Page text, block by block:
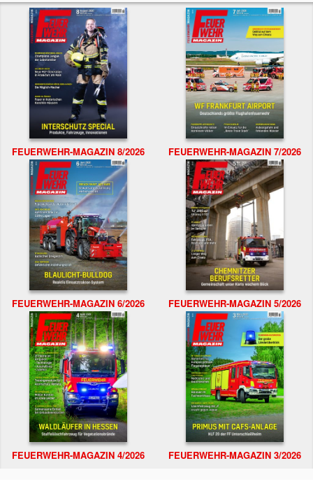
FEUERWEHR-MAGAZIN 8/2026 FEUERWEHR-MAGAZIN 7/2026
FEUERWEHR-MAGAZIN 6/2026 FEUERWEHR-MAGAZIN 5/2026
FEUERWEHR-MAGAZIN 4/2026 FEUERWEHR-MAGAZIN 3/2026